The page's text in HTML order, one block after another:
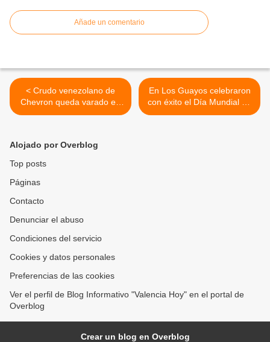
Añade un comentario
< Crudo venezolano de
Chevron queda varado en
el mar tras cancelación de
En Los Guayos celebraron
con éxito el Día Mundial de
la Actividad Física con
Alojado por Overblog
Top posts
Páginas
Contacto
Denunciar el abuso
Condiciones del servicio
Cookies y datos personales
Preferencias de las cookies
Ver el perfil de Blog Informativo "Valencia Hoy" en el portal de
Overblog
Crear un blog en Overblog